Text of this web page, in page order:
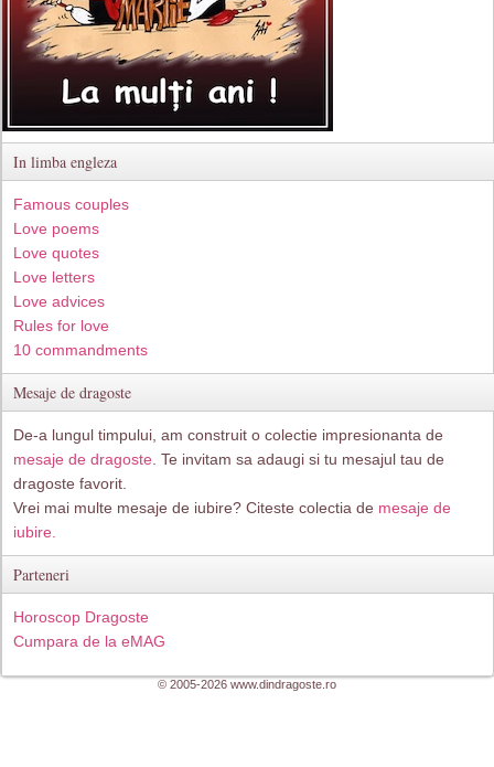
In limba engleza
Famous couples
Love poems
Love quotes
Love letters
Love advices
Rules for love
10 commandments
Mesaje de dragoste
De-a lungul timpului, am construit o colectie impresionanta de
mesaje de dragoste . Te invitam sa adaugi si tu mesajul tau de
dragoste favorit.
Vrei mai multe mesaje de iubire? Citeste colectia de mesaje de
iubire.
Parteneri
Horoscop Dragoste
Cumpara de la eMAG
© 2005-2026 www.dindragoste.ro